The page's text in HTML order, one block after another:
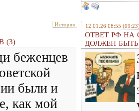
История
(3)
беженцев
были и
как мой
12.01.26 08:55
ОТВЕТ РФ НА
ДОЛЖЕН